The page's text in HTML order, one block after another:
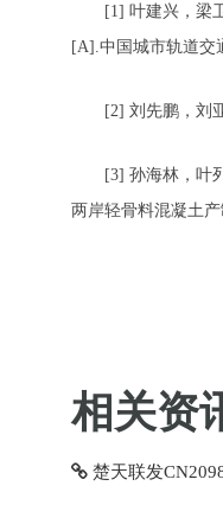
[1] 叶建兴，梁卫
[A].中国城市轨道交
[2] 刘先鹏，刘亚
[3] 孙海林，叶列
两岸轻骨料混凝土
相关资
楚天联发